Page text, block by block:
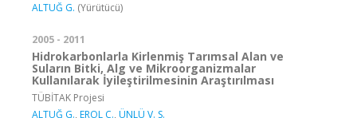
ALTUĞ G. (Yürütücü)
2005 - 2011
Hidrokarbonlarla Kirlenmiş Tarımsal Alan ve
Suların Bitki, Alg ve Mikroorganizmalar
Kullanılarak İyileştirilmesinin Araştırılması
TÜBİTAK Projesi
ALTUĞ G., EROL Ç., ÜNLÜ V. S.